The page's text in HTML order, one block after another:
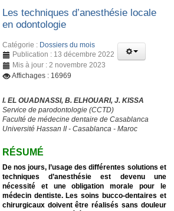
Les techniques d’anesthésie locale
en odontologie
Catégorie : Dossiers du mois
Publication : 13 décembre 2022
Mis à jour : 2 novembre 2023
Affichages : 16969
I. EL OUADNASSI, B. ELHOUARI, J. KISSA
Service de parodontologie (CCTD)
Faculté de médecine dentaire de Casablanca
Université Hassan II - Casablanca - Maroc
RÉSUMÉ
De nos jours, l’usage des différentes solutions et
techniques d’anesthésie est devenu une
nécessité et une obligation morale pour le
médecin dentiste. Les soins bucco-dentaires et
chirurgicaux doivent être réalisés sans douleur